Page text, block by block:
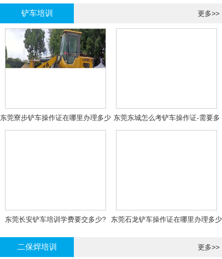
铲车培训 更多>>
东莞寮步铲车操作证在哪里办理多少
钱
东莞东城怎么考铲车操作证-需要多
少钱?
东莞长安铲车培训学费要交多少?
东莞石龙铲车操作证在哪里办理多少
二保焊培训 更多>>